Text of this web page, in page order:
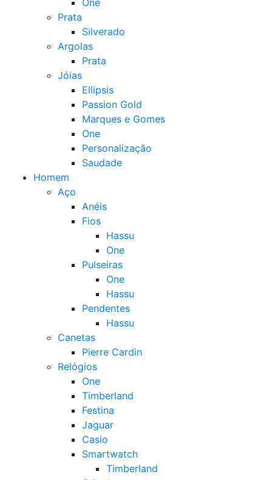
Prata
Silverado
Argolas
Prata
Jóias
Ellipsis
Passion Gold
Marques e Gomes
One
Personalização
Saudade
Homem
Aço
Anéis
Fios
Hassu
One
Pulseiras
One
Hassu
Pendentes
Hassu
Canetas
Pierre Cardin
Relógios
One
Timberland
Festina
Jaguar
Casio
Smartwatch
Timberland